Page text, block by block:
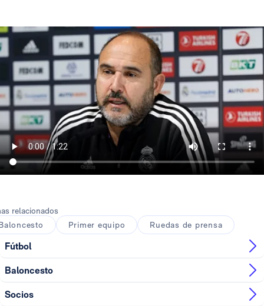
relacionados
Primer equipo Ruedas de prensa
Fútbol
Baloncesto
Socios